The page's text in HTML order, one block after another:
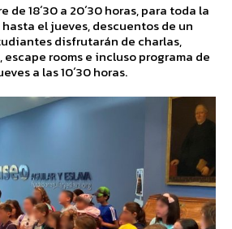
de 18´30 a 20´30 horas, para toda la
el jueves, descuentos de un
disfrutarán de charlas,
rooms e incluso programa de
a las 10´30 horas.